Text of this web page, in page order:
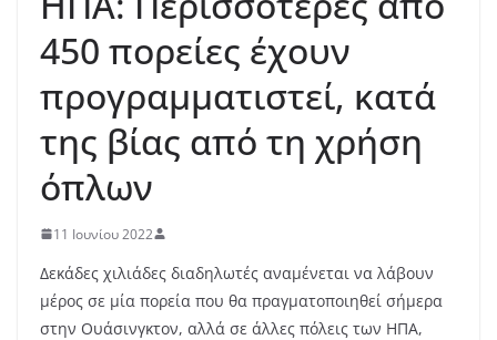
450 πορείες έχουν
προγραμματιστεί, κατά
της βίας από τη χρήση
όπλων
11 Ιουνίου 2022
Δεκάδες χιλιάδες διαδηλωτές αναμένεται να λάβουν
μέρος σε μία πορεία που θα πραγματοποιηθεί σήμερα
στην Ουάσινγκτον, αλλά σε άλλες πόλεις των ΗΠΑ,